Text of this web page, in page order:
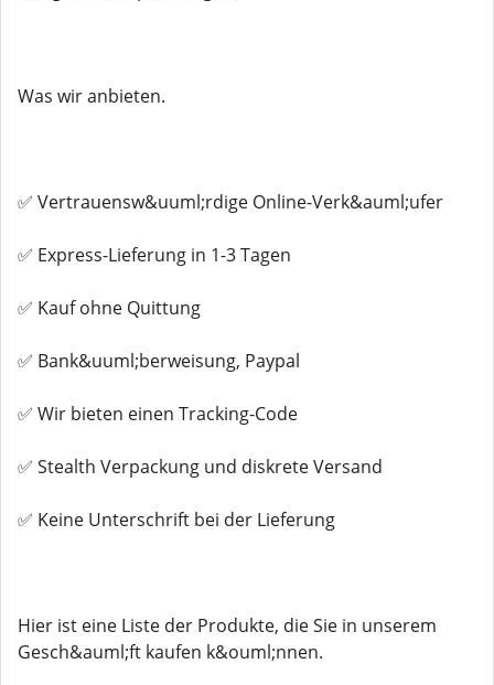
Was wir anbieten.
✅ Vertrauensw&uuml;rdige Online-Verk&auml;ufer
✅ Express-Lieferung in 1-3 Tagen
✅ Kauf ohne Quittung
✅ Bank&uuml;berweisung, Paypal
✅ Wir bieten einen Tracking-Code
✅ Stealth Verpackung und diskrete Versand
✅ Keine Unterschrift bei der Lieferung
Hier ist eine Liste der Produkte, die Sie in unserem
Gesch&auml;ft kaufen k&ouml;nnen.